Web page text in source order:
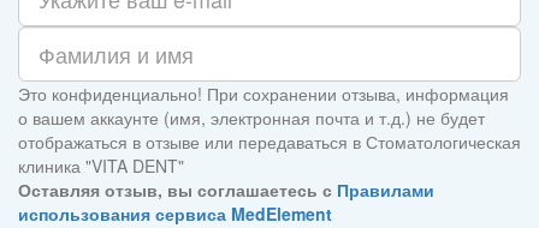
Это конфиденциально! При сохранении отзыва, информация
о вашем аккаунте (имя, электронная почта и т.д.) не будет
отображаться в отзыве или передаваться в Стоматологическая
клиника "VITA DENT"
Оставляя отзыв, вы соглашаетесь с Правилами
использования сервиса MedElement